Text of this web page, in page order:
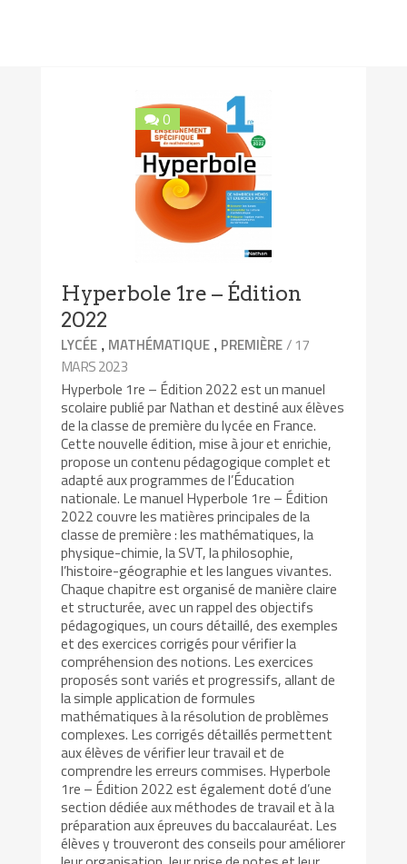
0
Hyperbole 1re – Édition
2022
LYCÉE , MATHÉMATIQUE , PREMIÈRE/ 17
MARS 2023
Hyperbole 1re – Édition 2022 est un manuel
scolaire publié par Nathan et destiné aux élèves
de la classe de première du lycée en France.
Cette nouvelle édition, mise à jour et enrichie,
propose un contenu pédagogique complet et
adapté aux programmes de l’Éducation
nationale. Le manuel Hyperbole 1re – Édition
2022 couvre les matières principales de la
classe de première : les mathématiques, la
physique-chimie, la SVT, la philosophie,
l’histoire-géographie et les langues vivantes.
Chaque chapitre est organisé de manière claire
et structurée, avec un rappel des objectifs
pédagogiques, un cours détaillé, des exemples
et des exercices corrigés pour vérifier la
compréhension des notions. Les exercices
proposés sont variés et progressifs, allant de
la simple application de formules
mathématiques à la résolution de problèmes
complexes. Les corrigés détaillés permettent
aux élèves de vérifier leur travail et de
comprendre les erreurs commises. Hyperbole
1re – Édition 2022 est également doté d’une
section dédiée aux méthodes de travail et à la
préparation aux épreuves du baccalauréat. Les
élèves y trouveront des conseils pour améliorer